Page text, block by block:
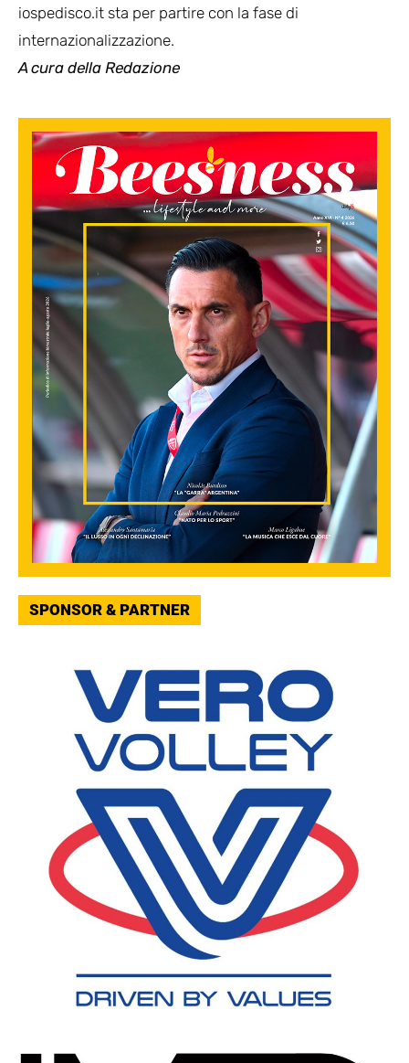
iospedisco.it sta per partire con la fase di
internazionalizzazione.
A cura della Redazione
SPONSOR & PARTNER